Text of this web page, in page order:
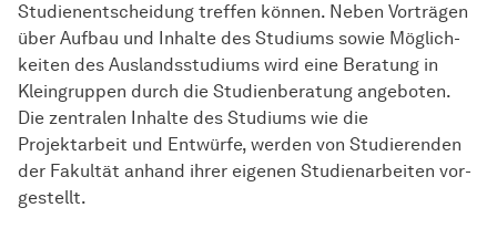
Studienentscheidung treffen kön­nen. Neben Vorträgen
über Auf­bau und Inhalte des Stu­di­ums sowie Mög­lich­
keiten des Auslandsstudiums wird eine Be­ra­tung in
Kleingruppen durch die Stu­dien­be­ra­tung an­ge­bo­ten.
Die zen­tra­len Inhalte des Stu­di­ums wie die
Projektarbeit und Entwürfe, wer­den von Stu­die­ren­den
der Fa­kul­tät anhand ihrer eigenen Studienarbeiten vor­
ge­stellt.